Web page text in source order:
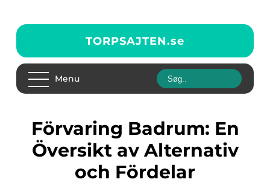
TORPSAJTEN.se
Menu
Förvaring Badrum: En
Översikt av Alternativ
och Fördelar